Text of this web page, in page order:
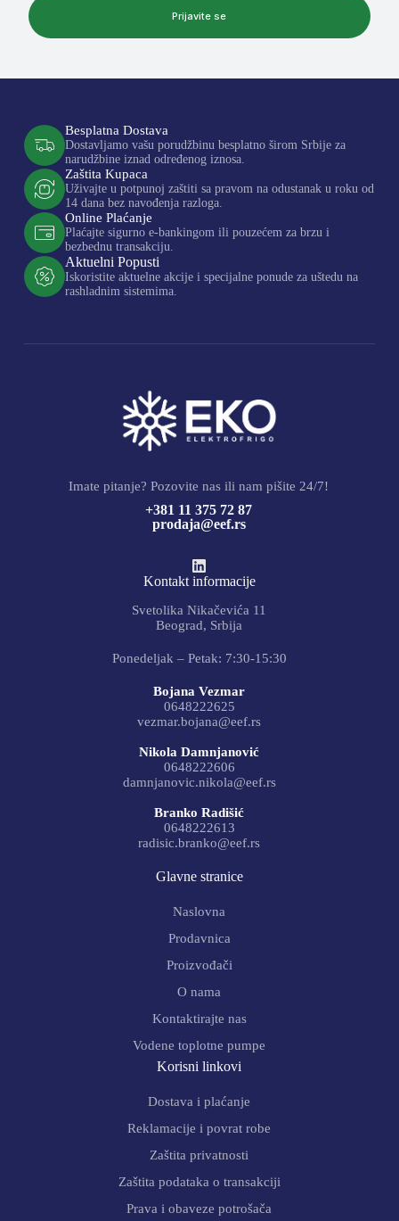
Prijavite se
Besplatna Dostava
Dostavljamo vašu porudžbinu besplatno širom Srbije za
narudžbine iznad određenog iznosa.
Zaštita Kupaca
Uživajte u potpunoj zaštiti sa pravom na odustanak u roku od
14 dana bez navođenja razloga.
Online Plaćanje
Plaćajte sigurno e-bankingom ili pouzećem za brzu i
bezbednu transakciju.
Aktuelni Popusti
Iskoristite aktuelne akcije i specijalne ponude za uštedu na
rashladnim sistemima.
Imate pitanje? Pozovite nas ili nam pišite 24/7!
+381 11 375 72 87
prodaja@eef.rs
Kontakt informacije
Svetolika Nikačevića 11
Beograd, Srbija
Ponedeljak – Petak: 7:30-15:30
Bojana Vezmar
0648222625
vezmar.bojana@eef.rs
Nikola Damnjanović
0648222606
damnjanovic.nikola@eef.rs
Branko Radišić
0648222613
radisic.branko@eef.rs
Glavne stranice
Naslovna
Prodavnica
Proizvođači
O nama
Kontaktirajte nas
Vodene toplotne pumpe
Korisni linkovi
Dostava i plaćanje
Reklamacije i povrat robe
Zaštita privatnosti
Zaštita podataka o transakciji
Prava i obaveze potrošača